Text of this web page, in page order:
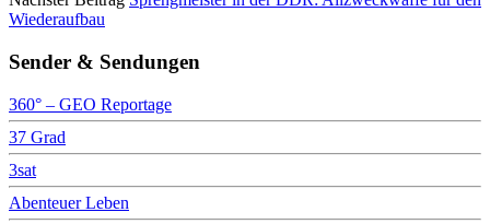
Wiederaufbau
Sender & Sendungen
360° – GEO Reportage
37 Grad
3sat
Abenteuer Leben